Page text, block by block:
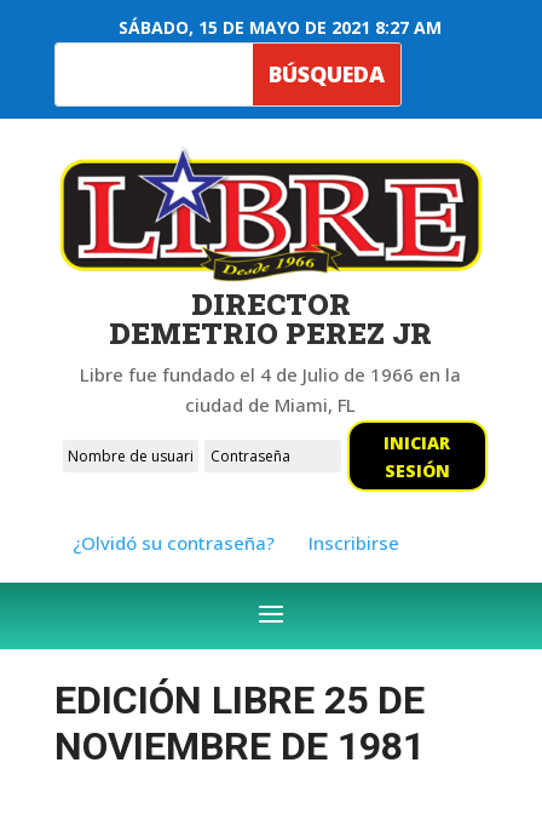
SÁBADO, 15 DE MAYO DE 2021 8:27 AM
DIRECTOR
DEMETRIO PEREZ JR
Libre fue fundado el 4 de Julio de 1966 en la
ciudad de Miami, FL
INICIAR
SESIÓN
¿Olvidó su contraseña? Inscribirse
EDICIÓN LIBRE 25 DE
NOVIEMBRE DE 1981